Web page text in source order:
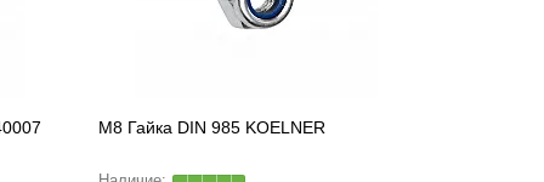
M8 Гайка DIN 985 KOELNER